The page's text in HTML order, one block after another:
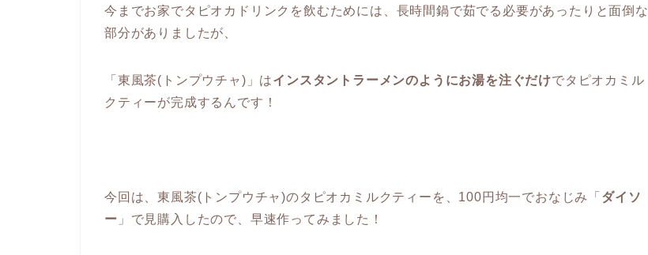
今までお家でタピオカドリンクを飲むためには、長時間鍋で茹でる必要があったりと面倒な
部分がありましたが、
「東風茶(トンプウチャ)」はインスタントラーメンのようにお湯を注ぐだけでタピオカミル
クティーが完成するんです！
今回は、東風茶(トンプウチャ)のタピオカミルクティーを、100円均一でおなじみ「 ダイソ
ー 」で見購入したので、早速作ってみました！